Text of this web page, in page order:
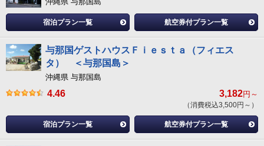
宿泊プラン一覧 航空券付プラン一覧
与那国ゲストハウスＦｉｅｓｔａ（フィエス
タ） ＜与那国島＞
沖縄県 与那国島
4.46 3,182円～
（消費税込3,500円～）
宿泊プラン一覧 航空券付プラン一覧